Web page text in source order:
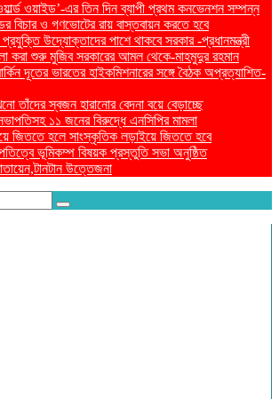
ওয়াইড’-এর তিন দিন ব্যাপী প্রথম কনভেনশন সম্পন্ন
বিচার ও গণভোটের রায় বাস্তবায়ন করতে হবে
উদ্যোক্তাদের পাশে থাকবে সরকার -প্রধানমন্ত্রী
করা শুরু মুজিব সরকারের আমল থেকে-মাহমুদুর রহমান
দূতের ভারতের হাইকমিশনারের সঙ্গে বৈঠক অপ্রত্যাশিত-
তাঁদের স্বজন হারানোর বেদনা বয়ে বেড়াচ্ছে
১১ জনের বিরুদ্ধে এনসিপির মামলা
জিততে হলে সাংস্কৃতিক লড়াইয়ে জিততে হবে
ভূমিকম্প বিষয়ক প্রস্তুতি সভা অনুষ্ঠিত
উত্তেজনা